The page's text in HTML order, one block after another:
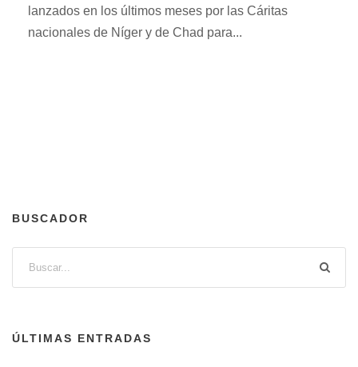
lanzados en los últimos meses por las Cáritas
nacionales de Níger y de Chad para...
BUSCADOR
ÚLTIMAS ENTRADAS